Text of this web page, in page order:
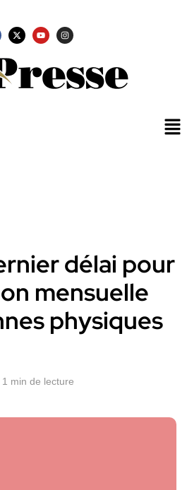
délai pour
mensuelle
physiques
1 min de lecture